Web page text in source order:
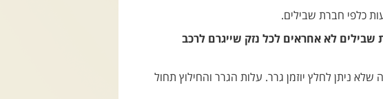
כלפי חברת שבילים.
שבילים לא אחראים לכל נזק שייגרם לרכב
ניתן לחלץ יוזמן גרר. עלות הגרר והחילוץ תחול